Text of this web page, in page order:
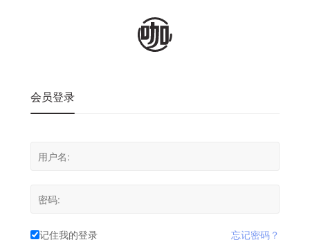
会员登录
记住我的登录 忘记密码？